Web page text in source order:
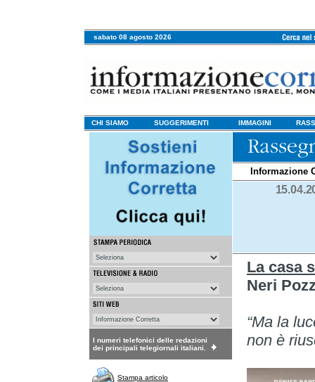
sabato 08 agosto 2026
CHI SIAMO SUGGERIMENTI IMMAGINI
I numeri telefonici delle redazioni
dei principali telegiornali italiani.
Stampa articolo
Informazione
La casa
Neri
“Ma la
non è